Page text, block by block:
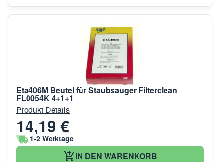
Eta406M Beutel für Staubsauger Filterclean
FL0054K 4+1+1
Produkt Details
14,19 €
1-2 Werktage
IN DEN WARENKORB